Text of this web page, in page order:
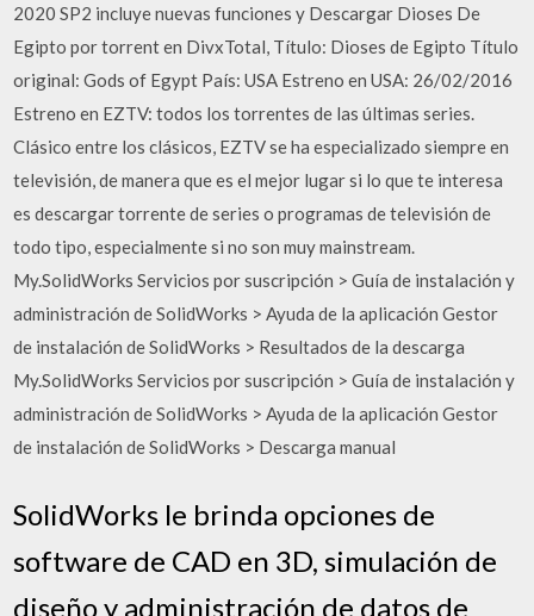
2020 SP2 incluye nuevas funciones y Descargar Dioses De
Egipto por torrent en DivxTotal, Título: Dioses de Egipto Título
original: Gods of Egypt País: USA Estreno en USA: 26/02/2016
Estreno en EZTV: todos los torrentes de las últimas series.
Clásico entre los clásicos, EZTV se ha especializado siempre en
televisión, de manera que es el mejor lugar si lo que te interesa
es descargar torrente de series o programas de televisión de
todo tipo, especialmente si no son muy mainstream.
My.SolidWorks Servicios por suscripción > Guía de instalación y
administración de SolidWorks > Ayuda de la aplicación Gestor
de instalación de SolidWorks > Resultados de la descarga
My.SolidWorks Servicios por suscripción > Guía de instalación y
administración de SolidWorks > Ayuda de la aplicación Gestor
de instalación de SolidWorks > Descarga manual
SolidWorks le brinda opciones de
software de CAD en 3D, simulación de
diseño y administración de datos de